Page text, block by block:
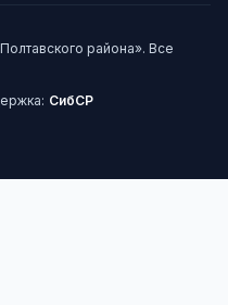
района». Все
СибСР